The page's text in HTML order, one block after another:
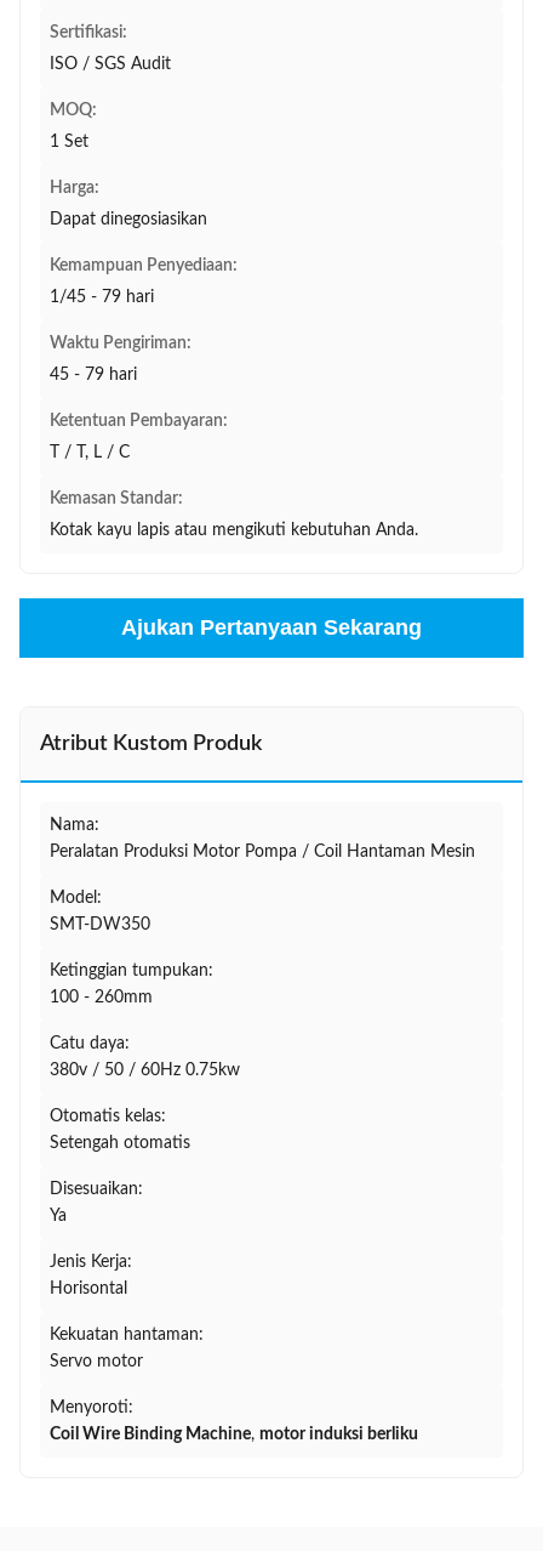
Sertifikasi:
ISO / SGS Audit
MOQ:
1 Set
Harga:
Dapat dinegosiasikan
Kemampuan Penyediaan:
1/45 - 79 hari
Waktu Pengiriman:
45 - 79 hari
Ketentuan Pembayaran:
T / T, L / C
Kemasan Standar:
Kotak kayu lapis atau mengikuti kebutuhan Anda.
Ajukan Pertanyaan Sekarang
Atribut Kustom Produk
Nama:
Peralatan Produksi Motor Pompa / Coil Hantaman Mesin
Model:
SMT-DW350
Ketinggian tumpukan:
100 - 260mm
Catu daya:
380v / 50 / 60Hz 0.75kw
Otomatis kelas:
Setengah otomatis
Disesuaikan:
Ya
Jenis Kerja:
Horisontal
Kekuatan hantaman:
Servo motor
Menyoroti:
Coil Wire Binding Machine, motor induksi berliku